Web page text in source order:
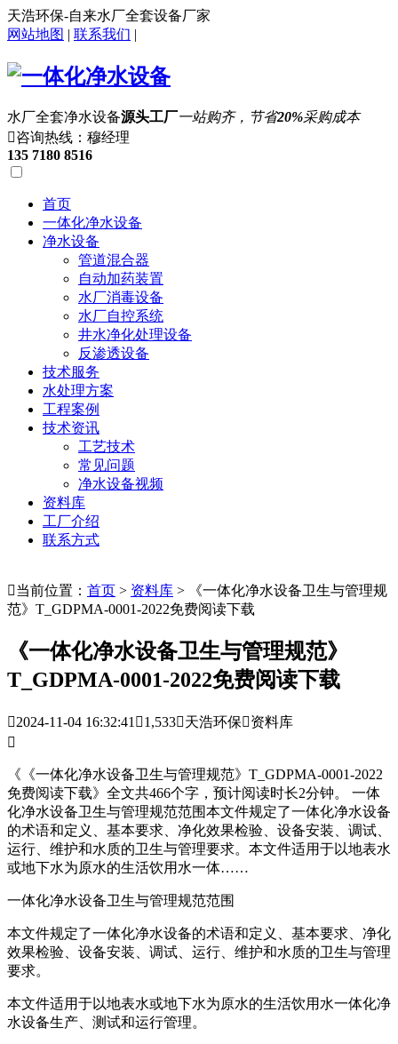
天浩环保-自来水厂全套设备厂家
网站地图 | 联系我们 |
水厂全套净水设备源头工厂一站购齐，节省20%采购成本
咨询热线：穆经理
135 7180 8516
首页
一体化净水设备
净水设备
管道混合器
自动加药装置
水厂消毒设备
水厂自控系统
井水净化处理设备
反渗透设备
技术服务
水处理方案
工程案例
技术资讯
工艺技术
常见问题
净水设备视频
资料库
工厂介绍
联系方式
当前位置： 首页 > 资料库 > 《一体化净水设备卫生与管理规
范》T_GDPMA-0001-2022免费阅读下载
《一体化净水设备卫生与管理规范》
T_GDPMA-0001-2022免费阅读下载
2024-11-04 16:32:41 1,533天浩环保资料库

《《一体化净水设备卫生与管理规范》T_GDPMA-0001-2022
免费阅读下载》全文共466个字，预计阅读时长2分钟。 一体
化净水设备卫生与管理规范范围本文件规定了一体化净水设备
的术语和定义、基本要求、净化效果检验、设备安装、调试、
运行、维护和水质的卫生与管理要求。本文件适用于以地表水
或地下水为原水的生活饮用水一体……
一体化净水设备卫生与管理规范范围
本文件规定了一体化净水设备的术语和定义、基本要求、净化
效果检验、设备安装、调试、运行、维护和水质的卫生与管理
要求。
本文件适用于以地表水或地下水为原水的生活饮用水一体化净
水设备生产、测试和运行管理。